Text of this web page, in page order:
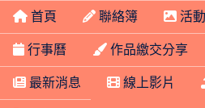
首頁 聯絡簿 活
行事曆 作品繳交分享
最新消息 線上影片